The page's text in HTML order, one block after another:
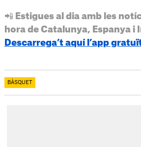
📲 Estigues al dia amb les
hora de Catalunya, Espanya i
Descarrega’t aquí l’app
BÀSQUET